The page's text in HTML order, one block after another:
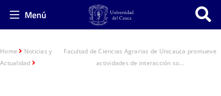
Menú
Home
Noticias y
Actualidad
Facultad de Ciencias Agrarias de Unicauca promueve
actividades de interacción so...